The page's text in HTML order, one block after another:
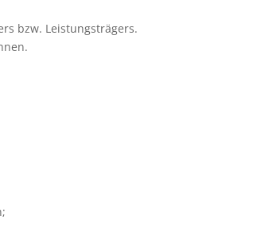
bzw. Leistungsträgers.